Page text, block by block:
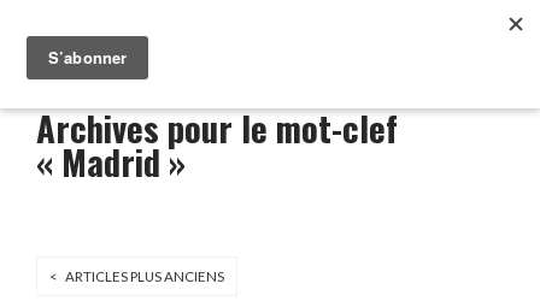
Archives pour le mot-clef
« Madrid »
< ARTICLES PLUS ANCIENS